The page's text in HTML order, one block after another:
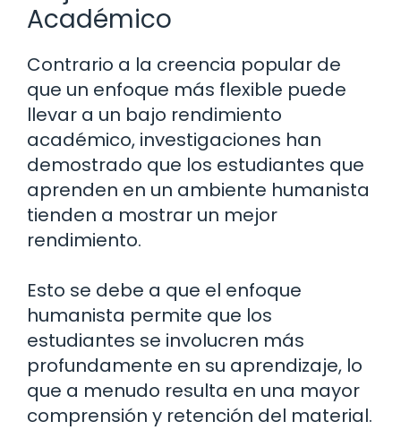
Académico
Contrario a la creencia popular de
que un enfoque más flexible puede
llevar a un bajo rendimiento
académico, investigaciones han
demostrado que los estudiantes que
aprenden en un ambiente humanista
tienden a mostrar un mejor
rendimiento.
Esto se debe a que el enfoque
humanista permite que los
estudiantes se involucren más
profundamente en su aprendizaje, lo
que a menudo resulta en una mayor
comprensión y retención del material.